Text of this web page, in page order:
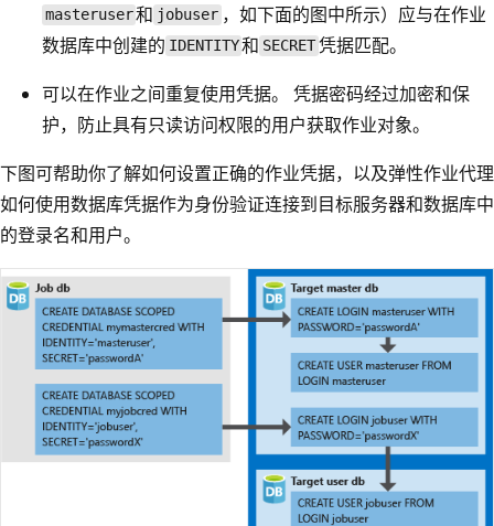
masteruser和 jobuser ，如下面的图中所示）应与在作业
数据库中创建的 IDENTITY和 SECRET凭据匹配。
可以在作业之间重复使用凭据。 凭据密码经过加密和保
护，防止具有只读访问权限的用户获取作业对象。
下图可帮助你了解如何设置正确的作业凭据，以及弹性作业代理
如何使用数据库凭据作为身份验证连接到目标服务器和数据库中
的登录名和用户。